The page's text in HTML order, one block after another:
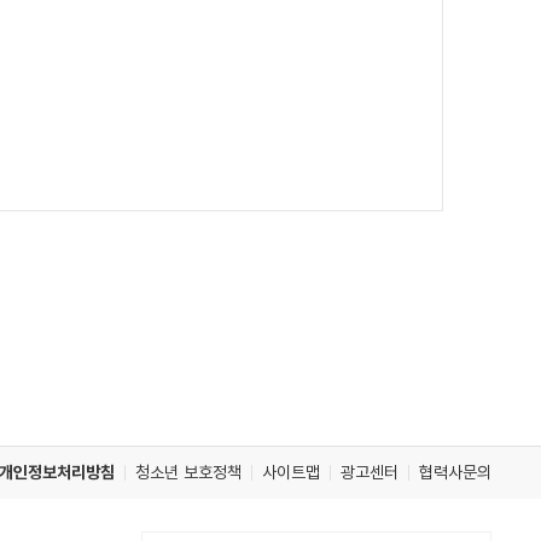
개인정보처리방침 청소년 보호정책 사이트맵 광고센터 협력사문의